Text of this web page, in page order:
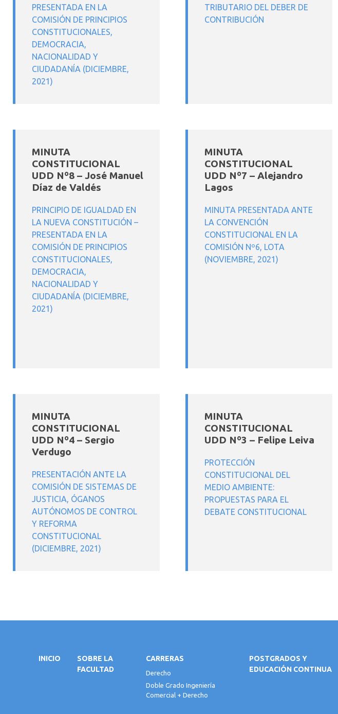
PRESENTADA EN LA
COMISIÓN DE PRINCIPIOS
CONSTITUCIONALES,
DEMOCRACIA,
NACIONALIDAD Y
CIUDADANÍA (DICIEMBRE,
2021)
TRIBUTARIO DEL DEBER DE
CONTRIBUCIÓN
MINUTA
CONSTITUCIONAL
UDD Nº8 – José Manuel
Díaz de Valdés
PRINCIPIO DE IGUALDAD EN
LA NUEVA CONSTITUCIÓN –
PRESENTADA EN LA
COMISIÓN DE PRINCIPIOS
CONSTITUCIONALES,
DEMOCRACIA,
NACIONALIDAD Y
CIUDADANÍA (DICIEMBRE,
2021)
MINUTA
CONSTITUCIONAL
UDD Nº7 – Alejandro
Lagos
MINUTA PRESENTADA ANTE
LA CONVENCIÓN
CONSTITUCIONAL EN LA
COMISIÓN Nº6, LOTA
(NOVIEMBRE, 2021)
MINUTA
CONSTITUCIONAL
UDD Nº4 – Sergio
Verdugo
PRESENTACIÓN ANTE LA
COMISIÓN DE SISTEMAS DE
JUSTICIA, ÓGANOS
AUTÓNOMOS DE CONTROL
Y REFORMA
CONSTITUCIONAL
(DICIEMBRE, 2021)
MINUTA
CONSTITUCIONAL
UDD Nº3 – Felipe Leiva
PROTECCIÓN
CONSTITUCIONAL DEL
MEDIO AMBIENTE:
PROPUESTAS PARA EL
DEBATE CONSTITUCIONAL
INICIO
SOBRE LA
FACULTAD
CARRERAS
Derecho
Doble Grado Ingeniería
Comercial + Derecho
POSTGRADOS Y
EDUCACIÓN CONTINUA